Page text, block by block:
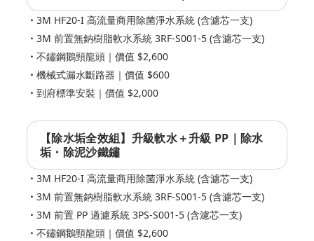
3M HF20-I 高流量商用除菌淨水系統 (含濾芯一支)
3M 前置無鈉樹脂軟水系統 3RF-S001-5 (含濾芯一支)
不鏽鋼鵝頸龍頭｜價值 $2,600
機械式漏水斷路器｜價值 $600
到府標準安裝｜價值 $2,000
【除水垢全效組】升級軟水＋升級 PP｜除水
垢・除泥沙鐵鏽
3M HF20-I 高流量商用除菌淨水系統 (含濾芯一支)
3M 前置無鈉樹脂軟水系統 3RF-S001-5 (含濾芯一支)
3M 前置 PP 過濾系統 3PS-S001-5 (含濾芯一支)
不鏽鋼鵝頸龍頭｜價值 $2,600